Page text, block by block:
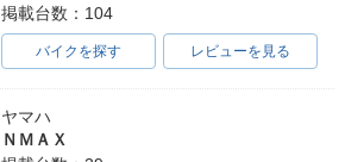
掲載台数：104
バイクを探す レビューを見る
ヤマハ
ＮＭＡＸ